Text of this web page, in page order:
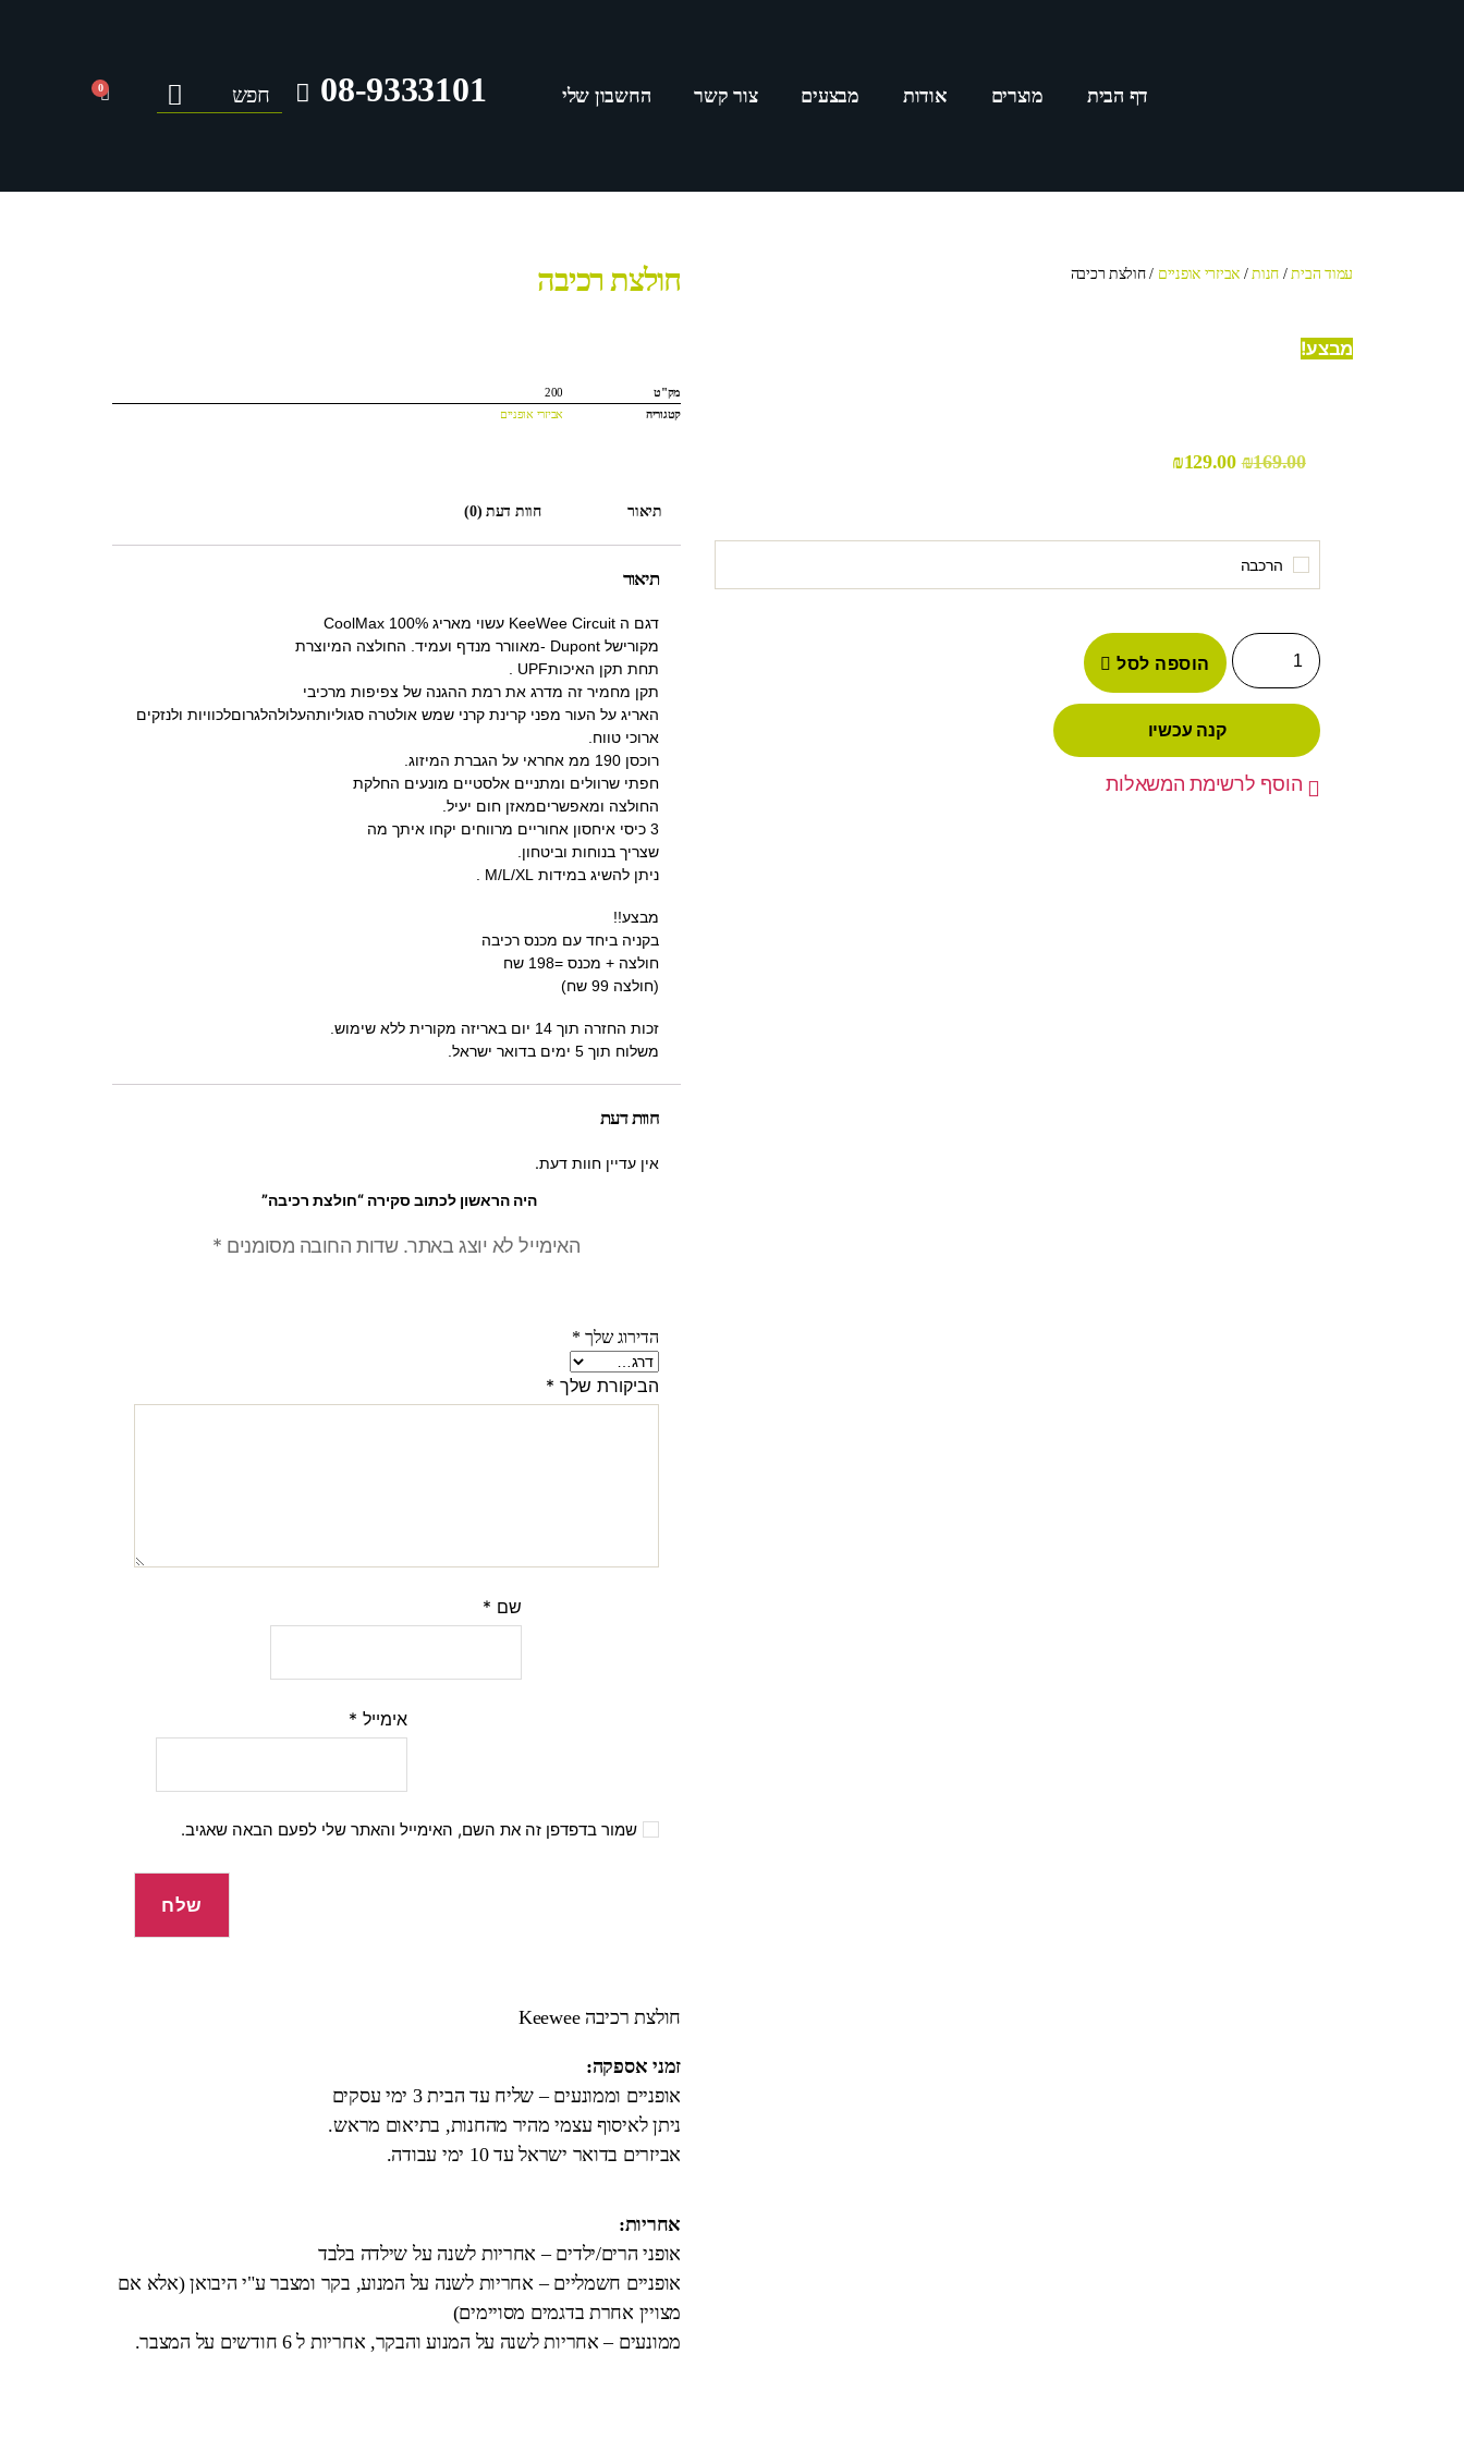
דף הבית מוצרים אודות מבצעים צור קשר החשבון שלי 08-9333101
0
עמוד הבית/ חנות/ אביזרי אופניים / חולצת רכיבה
מבצע!
₪169.00
₪129.00
הרכבה
הוספה לסל
קנה עכשיו
הוסף לרשימת המשאלות
חולצת רכיבה
מק"ט
200
קטגוריה
אביזרי אופניים
תיאור חוות דעת (0)
תיאור
דגם ה KeeWee Circuit עשוי מאריג CoolMax 100%
מקורישל Dupont -מאוורר מנדף ועמיד. החולצה המיוצרת
תחת תקן האיכותUPF .
תקן מחמיר זה מדרג את רמת ההגנה של צפיפות מרכיבי
האריג על העור מפני קרינת קרני שמש אולטרה סגוליותהעלולהלגרוםלכוויות ולנזקים
ארוכי טווח.
רוכסן 190 ממ אחראי על הגברת המיזוג.
חפתי שרוולים ומתניים אלסטיים מונעים החלקת
החולצה ומאפשריםמאזן חום יעיל.
3 כיסי איחסון אחוריים מרווחים יקחו איתך מה
שצריך בנוחות וביטחון.
ניתן להשיג במידות M/L/XL .
מבצע!!
בקניה ביחד עם מכנס רכיבה
חולצה + מכנס =198 שח
(חולצה 99 שח)
זכות החזרה תוך 14 יום באריזה מקורית ללא שימוש.
משלוח תוך 5 ימים בדואר ישראל.
חוות דעת
אין עדיין חוות דעת.
היה הראשון לכתוב סקירה “חולצת רכיבה”
האימייל לא יוצג באתר. שדות החובה מסומנים *
הדירוג שלך *
הביקורת שלך *
שם *
אימייל *
שמור בדפדפן זה את השם, האימייל והאתר שלי לפעם הבאה שאגיב.
חולצת רכיבה Keewee
זמני אספקה:
אופניים וממונעים – שליח עד הבית 3 ימי עסקים
ניתן לאיסוף עצמי מהיר מהחנות, בתיאום מראש.
אביזרים בדואר ישראל עד 10 ימי עבודה.
אחריות:
אופני הרים/ילדים – אחריות לשנה על שילדה בלבד
אופניים חשמליים – אחריות לשנה על המנוע, בקר ומצבר ע"י היבואן (אלא אם
מצויין אחרת בדגמים מסויימים)
ממונעים – אחריות לשנה על המנוע והבקר, אחריות ל 6 חודשים על המצבר.